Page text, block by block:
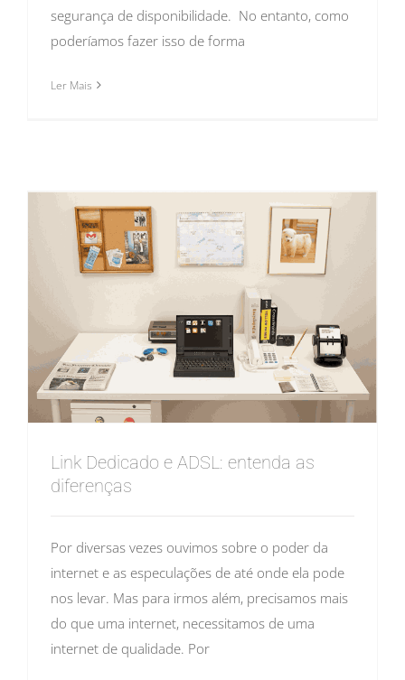
segurança de disponibilidade. No entanto, como
poderíamos fazer isso de forma
Ler Mais
Link Dedicado e ADSL: entenda as
diferenças
Por diversas vezes ouvimos sobre o poder da
internet e as especulações de até onde ela pode
nos levar. Mas para irmos além, precisamos mais
do que uma internet, necessitamos de uma
internet de qualidade. Por